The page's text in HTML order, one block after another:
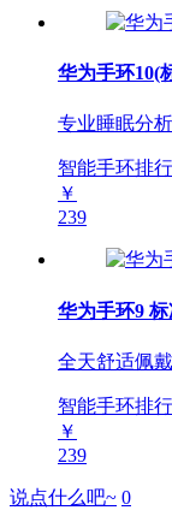
华为手环10(
专业睡眠分
智能手环排
￥
239
华为手环9 标
全天舒适佩
智能手环排
￥
239
说点什么吧~ 0